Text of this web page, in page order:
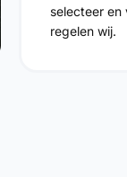
selecteer en
regelen wij.